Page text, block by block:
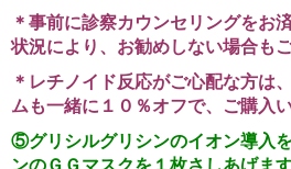
＊事前に診察カウンセリングをお
状況により、お勧めしない場合もご
＊レチノイド反応がご心配な方は
ムも一緒に１０％オフで、ご購入
⑤グリシルグリシンのイオン導入